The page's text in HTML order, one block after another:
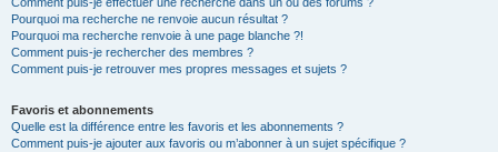
Pourquoi ma recherche ne renvoie aucun résultat ?
Pourquoi ma recherche renvoie à une page blanche ?!
Comment puis-je rechercher des membres ?
Comment puis-je retrouver mes propres messages et sujets ?
Favoris et abonnements
Quelle est la différence entre les favoris et les abonnements ?
Comment puis-je ajouter aux favoris ou m’abonner à un sujet spécifique ?